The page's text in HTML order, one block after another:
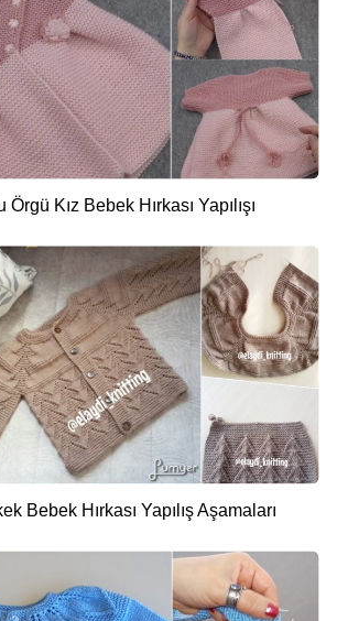
Örgü Kız Bebek Hırkası Yapılışı
Bebek Hırkası Yapılış Aşamaları